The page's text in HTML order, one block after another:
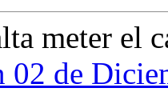
meter el
02 de